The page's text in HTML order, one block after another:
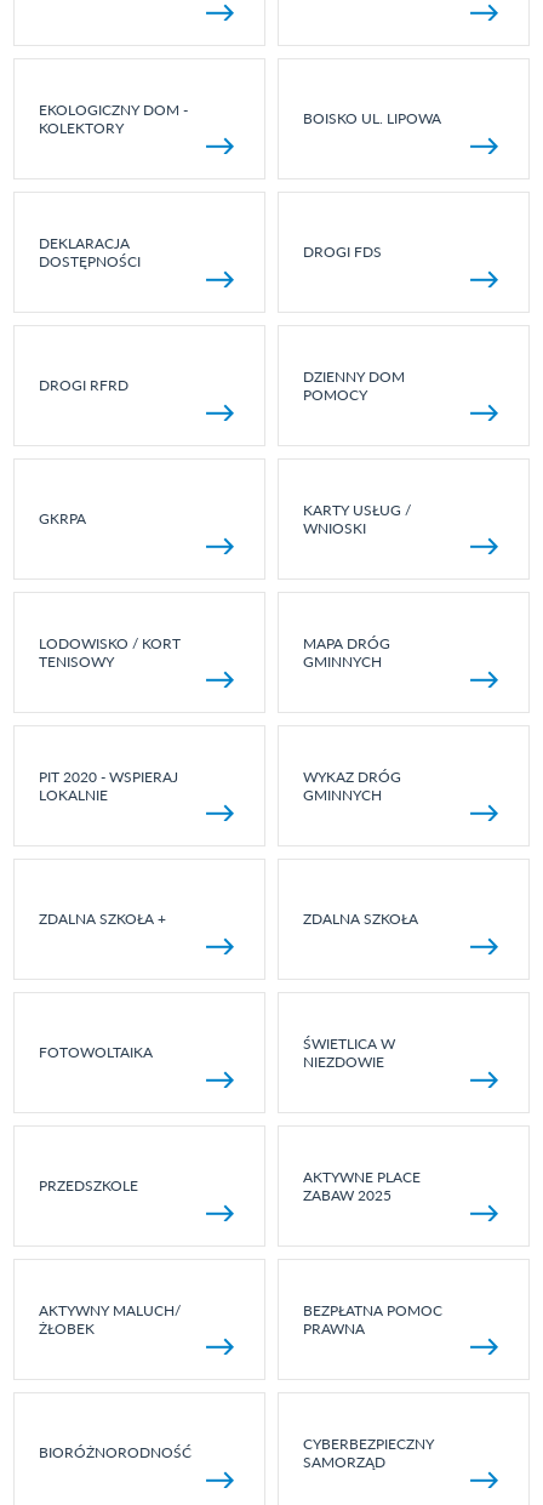
EKOLOGICZNY DOM -
KOLEKTORY
BOISKO UL. LIPOWA
DEKLARACJA
DOSTĘPNOŚCI
DROGI FDS
DROGI RFRD
DZIENNY DOM
POMOCY
GKRPA
KARTY USŁUG /
WNIOSKI
LODOWISKO / KORT
TENISOWY
MAPA DRÓG
GMINNYCH
PIT 2020 - WSPIERAJ
LOKALNIE
WYKAZ DRÓG
GMINNYCH
ZDALNA SZKOŁA + ZDALNA SZKOŁA
FOTOWOLTAIKA
ŚWIETLICA W
NIEZDOWIE
PRZEDSZKOLE
AKTYWNE PLACE
ZABAW 2025
AKTYWNY MALUCH/
ŻŁOBEK
BEZPŁATNA POMOC
PRAWNA
BIORÓŻNORODNOŚĆ
CYBERBEZPIECZNY
SAMORZĄD